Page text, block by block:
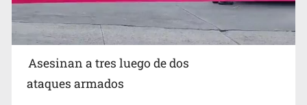
Asesinan a tres luego de dos
ataques armados